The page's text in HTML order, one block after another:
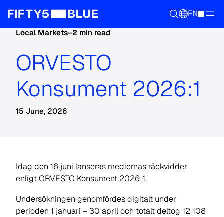
EN
Local Markets–2 min read
ORVESTO
Konsument 2026:1
15 June, 2026
Idag den 16 juni lanseras mediernas räckvidder
enligt ORVESTO Konsument 2026:1.
Undersökningen genomfördes digitalt under
perioden 1 januari – 30 april och totalt deltog 12 108